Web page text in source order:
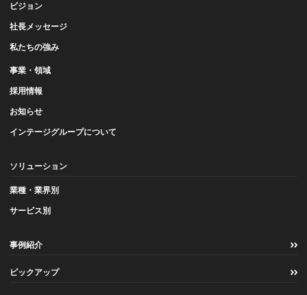
ビジョン
社長メッセージ
私たちの強み
事業・領域
採用情報
お知らせ
インテージグループについて
ソリューション
業種・業界別
サービス別
事例紹介
ピックアップ